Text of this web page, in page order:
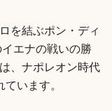
を結ぶポン・ディ
エナの戦いの勝
、ナポレオン時代
います。